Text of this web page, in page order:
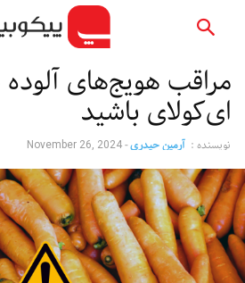
مراقب هویج‌های آلوده
ای‌کولای باشید
نویسنده : آرمین حیدری-
November 26, 2024